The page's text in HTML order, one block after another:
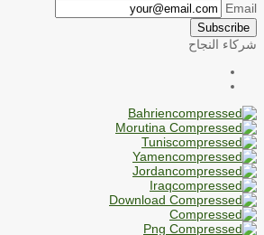
Email
Subscribe
شركاء النجاح